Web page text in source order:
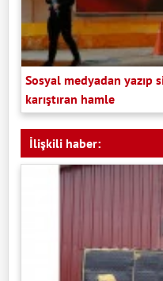
Sosyal medyadan yazıp
karıştıran hamle
İlişkili haber: